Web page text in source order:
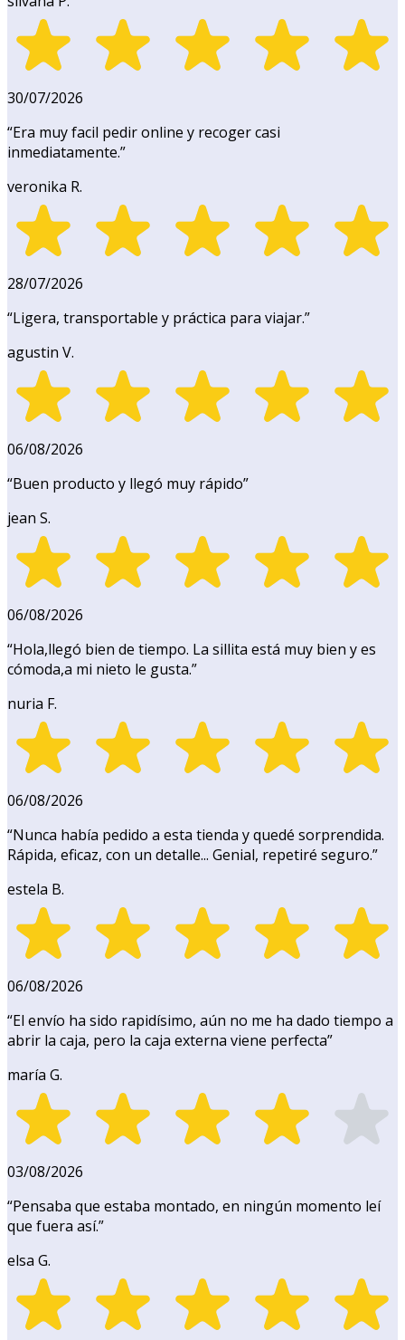
30/07/2026
“Era muy facil pedir online y recoger casi
inmediatamente.”
veronika R.
28/07/2026
“Ligera, transportable y práctica para viajar.”
agustin V.
06/08/2026
“Buen producto y llegó muy rápido”
jean S.
06/08/2026
“Hola,llegó bien de tiempo. La sillita está muy bien y es
cómoda,a mi nieto le gusta.”
nuria F.
06/08/2026
“Nunca había pedido a esta tienda y quedé sorprendida.
Rápida, eficaz, con un detalle... Genial, repetiré seguro.”
estela B.
06/08/2026
“El envío ha sido rapidísimo, aún no me ha dado tiempo a
abrir la caja, pero la caja externa viene perfecta”
maría G.
03/08/2026
“Pensaba que estaba montado, en ningún momento leí
que fuera así.”
elsa G.